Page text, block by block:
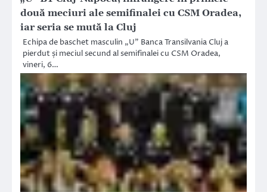
două meciuri ale semifinalei cu CSM Oradea,
iar seria se mută la Cluj
Echipa de baschet masculin „U” Banca Transilvania Cluj a
pierdut și meciul secund al semifinalei cu CSM Oradea,
vineri, 6…